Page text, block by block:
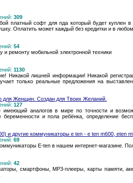
309
платный софт для пда который будет
Оплатить может каждый без кредитки и в любом
54
и ремонту мобильной электронной техники
1130
Никакой лишней информации! Никакой
только реальные предложения на
Женщин. Создан для Твоих Желаний.
127
аналогов в мире по точности и
беременности и пола ребёнка, определение
и другие коммуникаторы e ten - e ten m600, eten
69
E-ten в нашем интернет-магазине.
42
смартфоны, MP3-плееры, карты памяти,